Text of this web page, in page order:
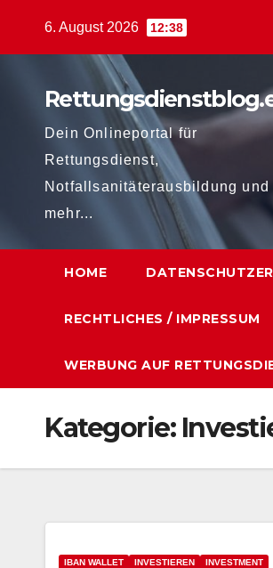
6. August 2026 12:38
Dein Onlineportal für
Rettungsdienst,
Notfallsanitäterausbildung und
mehr...
HOME
RECHTLICHES / IMPRESSUM
WERBUNG AUF
Kategorie:
IBAN WALLET INVESTIEREN INVESTMENT